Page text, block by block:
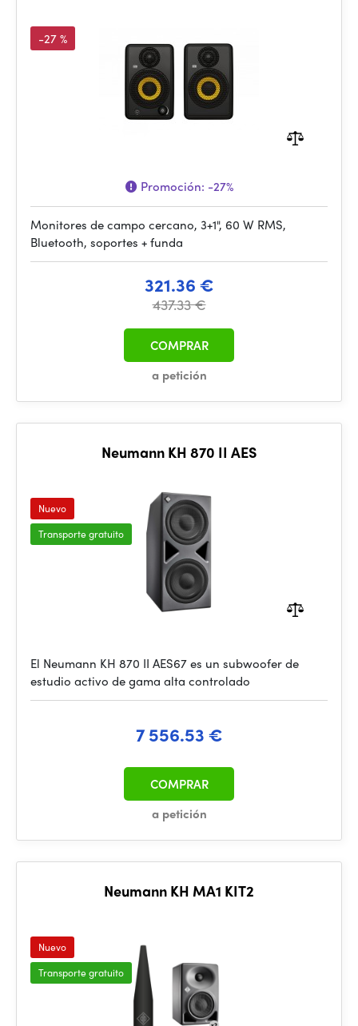
-27 %
Promoción: -27%
Monitores de campo cercano, 3+1", 60 W RMS,
Bluetooth, soportes + funda
321.36 €
437.33 €
a petición
COMPRAR
Neumann KH 870 II AES
Nuevo
Transporte gratuito
El Neumann KH 870 II AES67 es un subwoofer de
estudio activo de gama alta controlado
7 556.53 €
a petición
COMPRAR
Neumann KH MA1 KIT2
Nuevo
Transporte gratuito